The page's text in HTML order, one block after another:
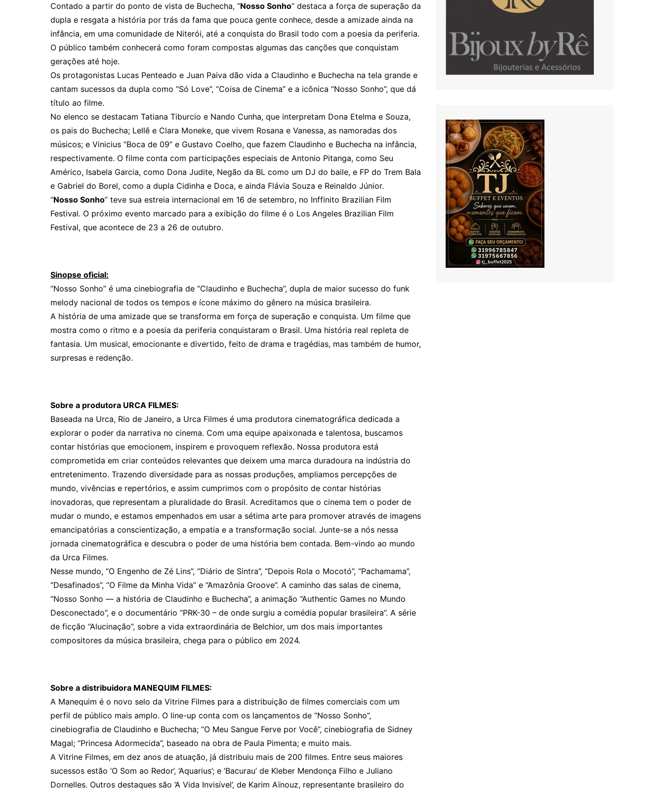
Contado a partir do ponto de vista de Buchecha, “Nosso Sonho” destaca a força de superação da
dupla e resgata a história por trás da fama que pouca gente conhece, desde a amizade ainda na
infância, em uma comunidade de Niterói, até a conquista do Brasil todo com a poesia da periferia.
O público também conhecerá como foram compostas algumas das canções que conquistam
gerações até hoje.
Os protagonistas Lucas Penteado e Juan Paiva dão vida a Claudinho e Buchecha na tela grande e
cantam sucessos da dupla como “Só Love”, “Coisa de Cinema” e a icônica “Nosso Sonho”, que dá
título ao filme.
No elenco se destacam Tatiana Tiburcio e Nando Cunha, que interpretam Dona Etelma e Souza,
os pais do Buchecha; Lellê e Clara Moneke, que vivem Rosana e Vanessa, as namoradas dos
músicos; e Vinicius “Boca de 09” e Gustavo Coelho, que fazem Claudinho e Buchecha na infância,
respectivamente. O filme conta com participações especiais de Antonio Pitanga, como Seu
Américo, Isabela Garcia, como Dona Judite, Negão da BL como um DJ do baile, e FP do Trem Bala
e Gabriel do Borel, como a dupla Cidinha e Doca, e ainda Flávia Souza e Reinaldo Júnior.
“Nosso Sonho” teve sua estreia internacional em 16 de setembro, no Inffinito Brazilian Film
Festival. O próximo evento marcado para a exibição do filme é o Los Angeles Brazilian Film
Festival, que acontece de 23 a 26 de outubro.
Sinopse oficial:
“Nosso Sonho” é uma cinebiografia de “Claudinho e Buchecha”, dupla de maior sucesso do funk
melody nacional de todos os tempos e ícone máximo do gênero na música brasileira.
A história de uma amizade que se transforma em força de superação e conquista. Um filme que
mostra como o ritmo e a poesia da periferia conquistaram o Brasil. Uma história real repleta de
fantasia. Um musical, emocionante e divertido, feito de drama e tragédias, mas também de humor,
surpresas e redenção.
Sobre a produtora URCA FILMES:
Baseada na Urca, Rio de Janeiro, a Urca Filmes é uma produtora cinematográfica dedicada a
explorar o poder da narrativa no cinema. Com uma equipe apaixonada e talentosa, buscamos
contar histórias que emocionem, inspirem e provoquem reflexão. Nossa produtora está
comprometida em criar conteúdos relevantes que deixem uma marca duradoura na indústria do
entretenimento. Trazendo diversidade para as nossas produções, ampliamos percepções de
mundo, vivências e repertórios, e assim cumprimos com o propósito de contar histórias
inovadoras, que representam a pluralidade do Brasil. Acreditamos que o cinema tem o poder de
mudar o mundo, e estamos empenhados em usar a sétima arte para promover através de imagens
emancipatórias a conscientização, a empatia e a transformação social. Junte-se a nós nessa
jornada cinematográfica e descubra o poder de uma história bem contada. Bem-vindo ao mundo
da Urca Filmes.
Nesse mundo, “O Engenho de Zé Lins”, “Diário de Sintra”, “Depois Rola o Mocotó”, “Pachamama”,
“Desafinados”, “O Filme da Minha Vida” e “Amazônia Groove”. A caminho das salas de cinema,
“Nosso Sonho — a história de Claudinho e Buchecha”, a animação “Authentic Games no Mundo
Desconectado”, e o documentário “PRK-30 – de onde surgiu a comédia popular brasileira”. A série
de ficção “Alucinação”, sobre a vida extraordinária de Belchior, um dos mais importantes
compositores da música brasileira, chega para o público em 2024.
Sobre a distribuidora MANEQUIM FILMES:
A Manequim é o novo selo da Vitrine Filmes para a distribuição de filmes comerciais com um
perfil de público mais amplo. O line-up conta com os lançamentos de “Nosso Sonho”,
cinebiografia de Claudinho e Buchecha; “O Meu Sangue Ferve por Você”, cinebiografia de Sidney
Magal; “Princesa Adormecida”, baseado na obra de Paula Pimenta; e muito mais.
A Vitrine Filmes, em dez anos de atuação, já distribuiu mais de 200 filmes. Entre seus maiores
sucessos estão ‘O Som ao Redor’, ‘Aquarius’; e ‘Bacurau’ de Kleber Mendonça Filho e Juliano
Dornelles. Outros destaques são ‘A Vida Invisível’, de Karim Aïnouz, representante brasileiro do